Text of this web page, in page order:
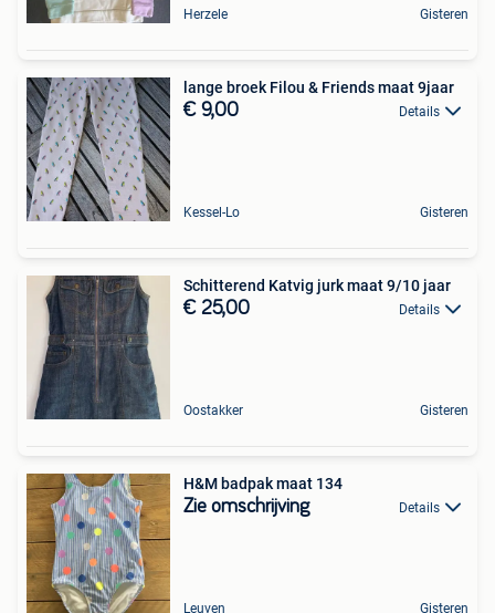
Herzele Gisteren
lange broek Filou & Friends maat 9jaar
€ 9,00 Details
Kessel-Lo Gisteren
Schitterend Katvig jurk maat 9/10 jaar
€ 25,00 Details
Oostakker Gisteren
H&M badpak maat 134
Zie omschrijving Details
Leuven Gisteren